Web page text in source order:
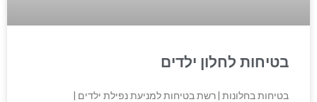
בטיחות לחלון ילדים
בטיחות בחלונות | רשת בטיחות למניעת נפילת ילדים |